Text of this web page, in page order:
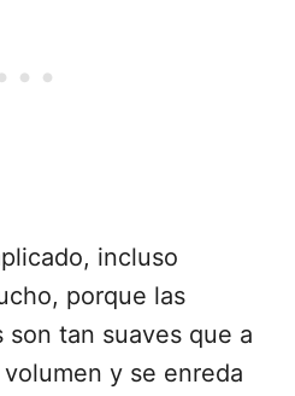
incluso
porque las
tan suaves que a
y se enreda